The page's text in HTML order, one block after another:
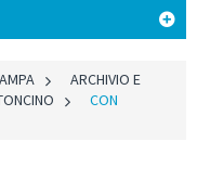
>
ARCHIVIO E
>
CON